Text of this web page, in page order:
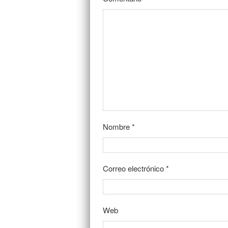
Nombre*
Correo electrónico*
Web